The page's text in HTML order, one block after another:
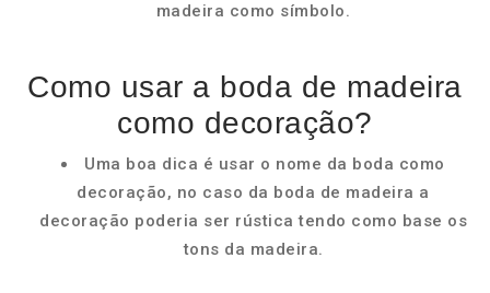
madeira como símbolo.
Como usar a boda de madeira
como decoração?
Uma boa dica é usar o nome da boda como
decoração, no caso da boda de madeira a
decoração poderia ser rústica tendo como base os
tons da madeira.